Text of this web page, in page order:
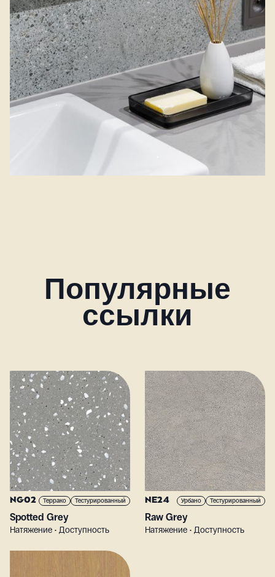
Популярные
ссылки
NG02 Террако Тестурированный
Spotted Grey
Натяжение • Доступность
NE24 Урбано Тестурированный
Raw Grey
Натяжение • Доступность